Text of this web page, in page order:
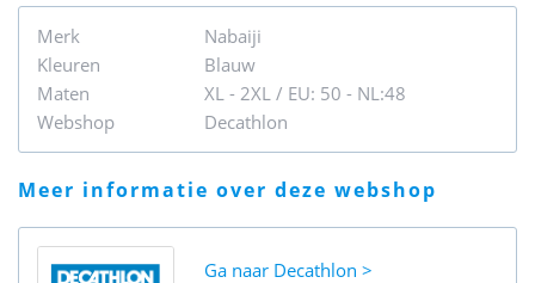
Merk
Nabaiji
Kleuren
Blauw
Maten
XL - 2XL / EU: 50 - NL:48
Webshop
Decathlon
meer informatie over deze webshop
Ga naar Decathlon